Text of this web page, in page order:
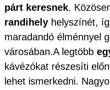
párt keresnek.
randihely helyszínét,
maradandó élménnyel
városában.A legtöbb
kávézókat részesíti
lehet ismerkedni.